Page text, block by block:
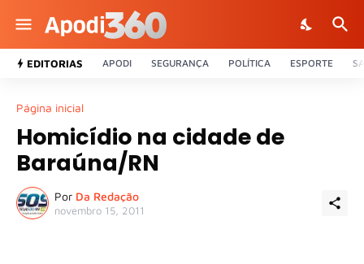
EDITORIAS APODI SEGURANÇA POLÍTICA ESPORTE
Página inicial
Homicídio na cidade de
Baraúna/RN
Por Da Redação
novembro 15, 2011